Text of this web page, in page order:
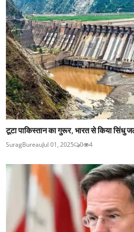
टूटा पाकिस्तान का गुरूर, भारत से किया सिंधु
SuragBureauJul 01, 2025 0 4